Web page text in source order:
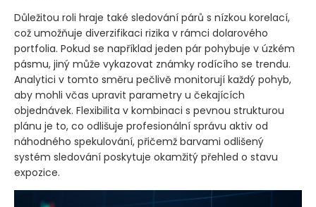
Důležitou roli hraje také sledování párů s nízkou korelací,
což umožňuje diverzifikaci rizika v rámci dolarového
portfolia. Pokud se například jeden pár pohybuje v úzkém
pásmu, jiný může vykazovat známky rodícího se trendu.
Analytici v tomto směru pečlivě monitorují každý pohyb,
aby mohli včas upravit parametry u čekajících
objednávek. Flexibilita v kombinaci s pevnou strukturou
plánu je to, co odlišuje profesionální správu aktiv od
náhodného spekulování, přičemž barvami odlišený
systém sledování poskytuje okamžitý přehled o stavu
expozice.